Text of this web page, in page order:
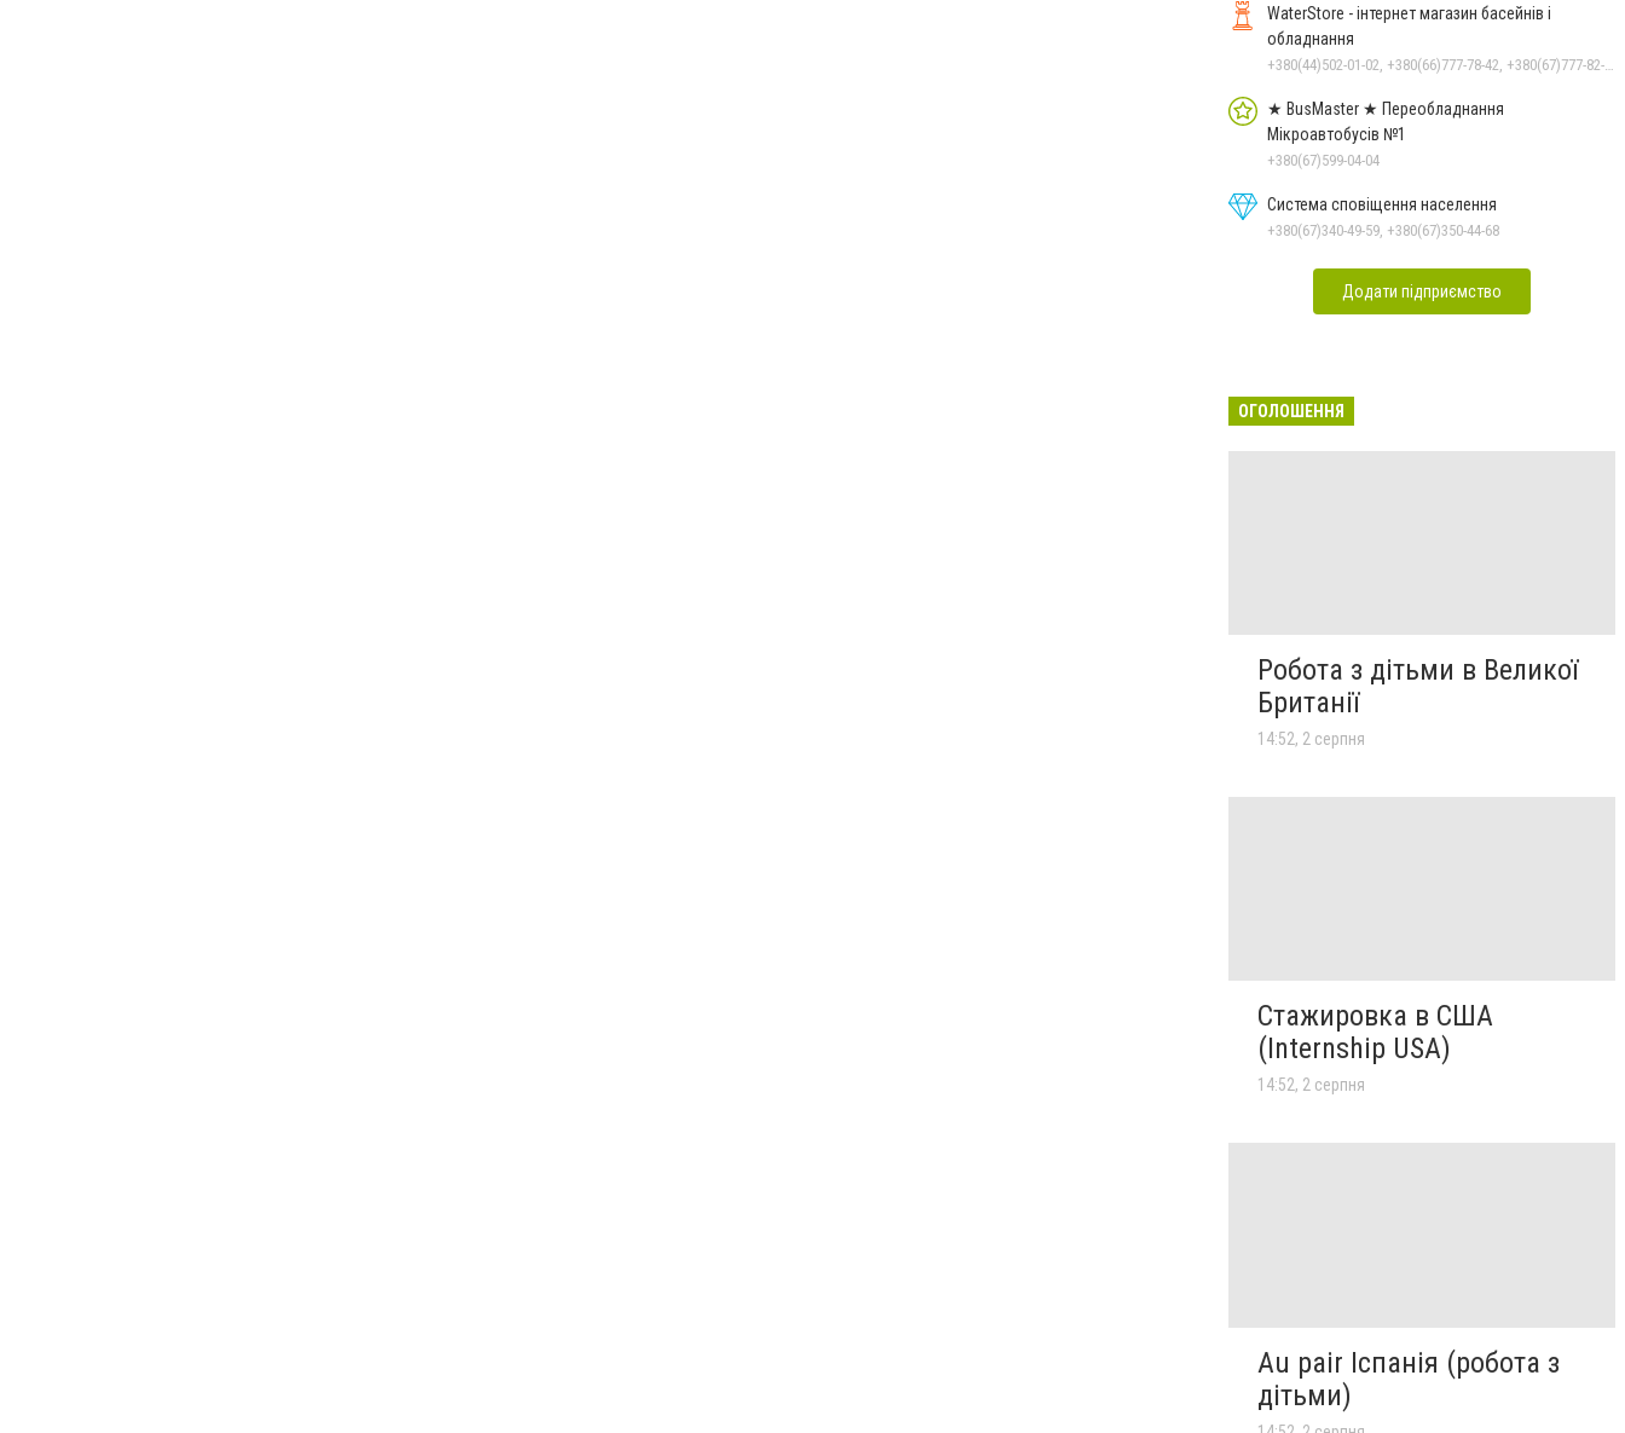
WaterStore - інтернет магазин басейнів і
обладнання
★ BusMaster ★ Переобладнання
Мікроавтобусів №1
+380(67)599-04-04
Система сповіщення населення
+380(67)340-49-59, +380(67)350-44-68
Додати підприємство
ОГОЛОШЕННЯ
Робота з дітьми в Великої
Британії
14:52, 2 серпня
Стажировка в США
(Internship USA)
14:52, 2 серпня
Au pair Іспанія (робота з
дітьми)